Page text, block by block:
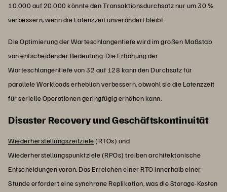
10.000 auf 20.000 könnte den Transaktionsdurchsatz nur um 30 %
verbessern, wenn die Latenzzeit unverändert bleibt.
Die Optimierung der Warteschlangentiefe wird im großen Maßstab
von entscheidender Bedeutung. Die Erhöhung der
Warteschlangentiefe von 32 auf 128 kann den Durchsatz für
parallele Workloads erheblich verbessern, obwohl sie die Latenzzeit
für serielle Operationen geringfügig erhöhen kann.
Disaster Recovery und Geschäftskontinuität
Wiederherstellungszeitziele(RTOs) und
Wiederherstellungspunktziele (RPOs) treiben architektonische
Entscheidungen voran. Das Erreichen einer RTO innerhalb einer
Stunde erfordert eine synchrone Replikation, was die Storage-Kosten